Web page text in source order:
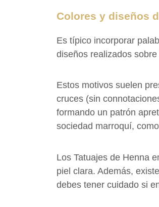
Colores y diseños
Es típico incorporar
diseños realizados
Estos motivos suelen
cruces (sin
formando un patrón
sociedad marroquí,
Los Tatuajes de Henna
piel clara. Además,
debes tener cuidado si